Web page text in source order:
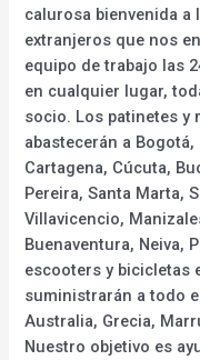
calurosa bienvenida
extranjeros que nos
equipo de trabajo las
en cualquier lugar,
socio. Los patinetes y
abastecerán a
Cartagena, Cúcuta,
Pereira, Santa Marta,
Villavicencio,
Buenaventura, Neiva,
escooters y bicicletas
suministrarán a todo
Australia, Grecia,
Nuestro objetivo es